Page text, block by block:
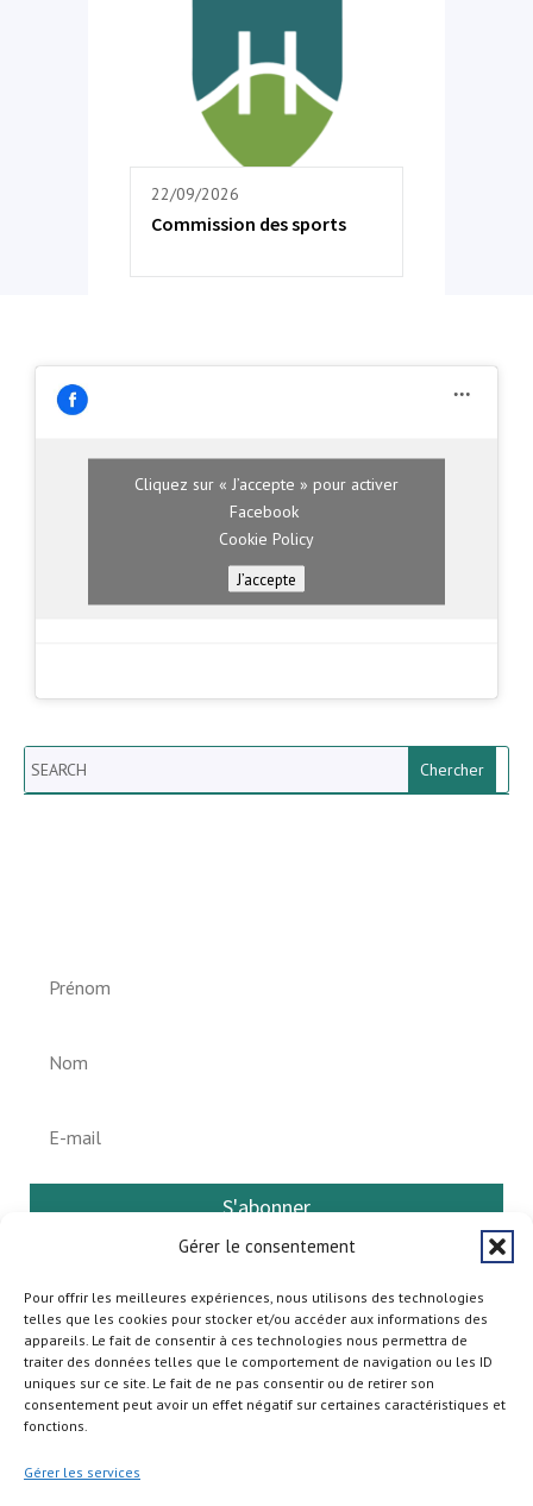
Gérer le consentement
Pour offrir les meilleures expériences, nous utilisons des technologies
telles que les cookies pour stocker et/ou accéder aux informations des
appareils. Le fait de consentir à ces technologies nous permettra de
traiter des données telles que le comportement de navigation ou les ID
uniques sur ce site. Le fait de ne pas consentir ou de retirer son
consentement peut avoir un effet négatif sur certaines caractéristiques et
fonctions.
Gérer les services
22/09/2026
Commission des sports
Cliquez sur « J’accepte » pour activer
Facebook
Cookie Policy
J’accepte
Search
S'abonner